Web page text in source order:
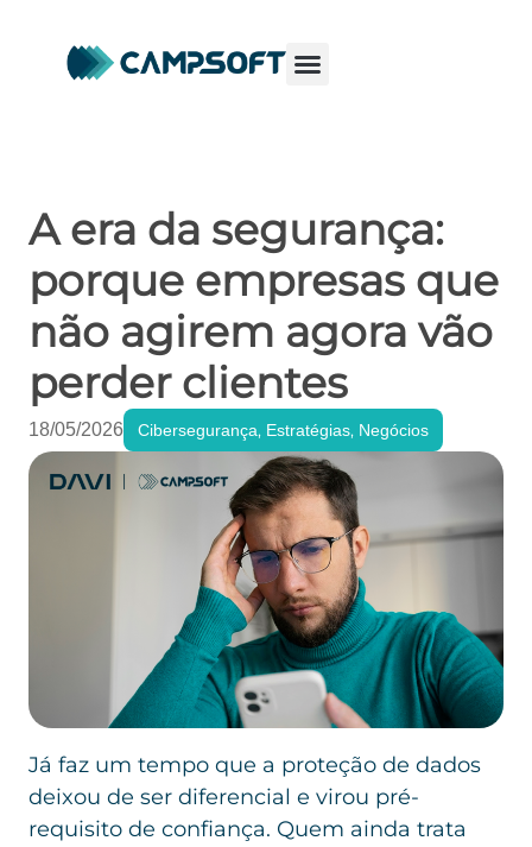
A era da segurança:
porque empresas que
não agirem agora vão
perder clientes
18/05/2026 Cibersegurança, Estratégias, Negócios
Já faz um tempo que a proteção de dados
deixou de ser diferencial e virou pré-
requisito de confiança. Quem ainda trata